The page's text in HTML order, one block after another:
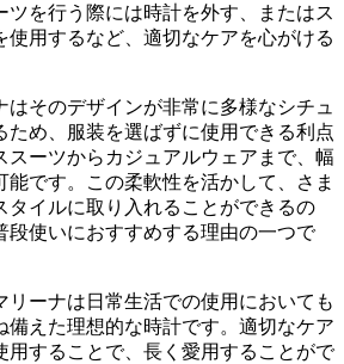
ツを行う際には時計を外す、またはス
使用するなど、適切なケアを心がける
そのデザインが非常に多様なシチュ
ため、服装を選ばずに使用できる利点
スーツからカジュアルウェアまで、幅
能です。この柔軟性を活かして、さま
タイルに取り入れることができるの
段使いにおすすめする理由の一つで
リーナは日常生活での使用においても
備えた理想的な時計です。適切なケア
用することで、長く愛用することがで